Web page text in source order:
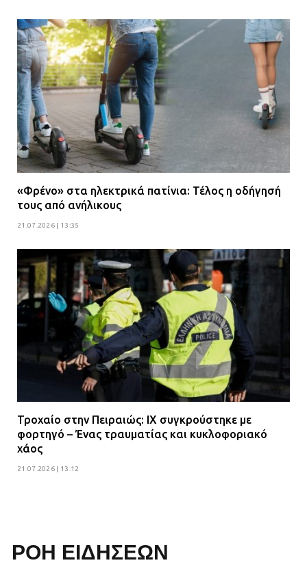
«Φρένο» στα ηλεκτρικά πατίνια: Τέλος η οδήγησή
τους από ανήλικους
21.07.2026 | 13:35
Τροχαίο στην Πειραιώς: ΙΧ συγκρούστηκε με
φορτηγό – Ένας τραυματίας και κυκλοφοριακό
χάος
21.07.2026 | 13:12
ΡΟΗ ΕΙΔΗΣΕΩΝ